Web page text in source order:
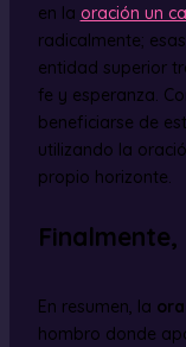
en la oración un
radicalmente;
entidad superior
fe y esperanza.
beneficiarse de
utilizando la
propio horizonte.
Finalmente,
En resumen, la
hombro donde